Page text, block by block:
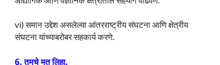
vi) समान उद्देश असलेल्या आंतरराष्ट्रीय संघटना आणि क्षेत्रीय
संघटना यांच्याबरोबर सहकार्य करणे.
6. तुमचे मत लिहा.